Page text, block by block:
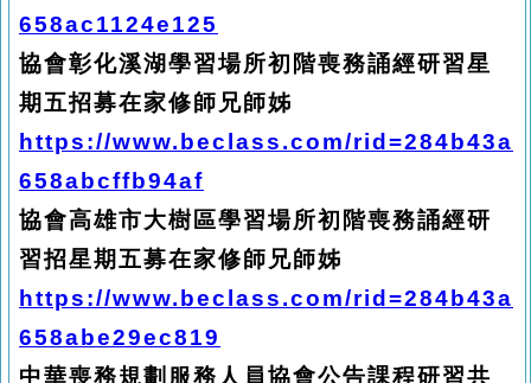
658ac1124e125
協會彰化溪湖學習場所初階喪務誦經研習星
期五招募在家修師兄師姊
https://www.beclass.com/rid=284b43a
658abcffb94af
協會高雄市大樹區學習場所初階喪務誦經研
習招星期五募在家修師兄師姊
https://www.beclass.com/rid=284b43a
658abe29ec819
中華喪務規劃服務人員協會公告課程研習共